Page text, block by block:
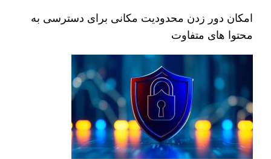
امکان دور زدن محدودیت مکانی برای دسترسی به
محتوا های متفاوت